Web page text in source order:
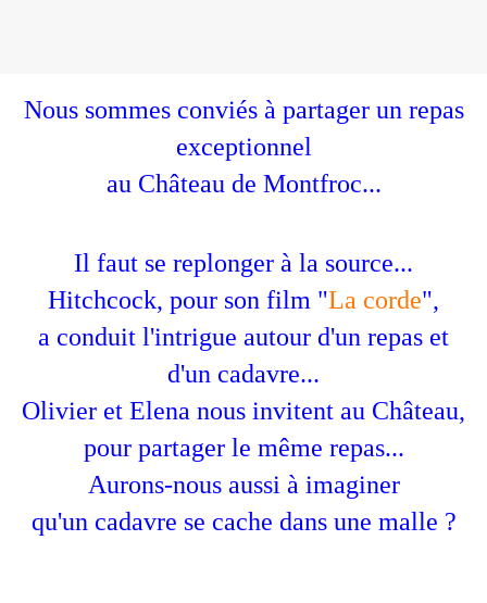
Nous sommes conviés à partager un repas
exceptionnel
au Château de Montfroc...
Il faut se replonger à la source...
Hitchcock, pour son film "La corde",
a conduit l'intrigue autour d'un repas et
d'un cadavre...
Olivier et Elena nous invitent au Château,
pour partager le même repas...
Aurons-nous aussi à imaginer
qu'un cadavre se cache dans une malle ?